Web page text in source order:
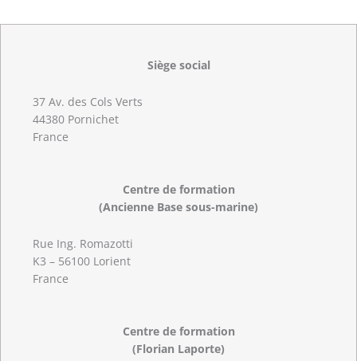
Siège social
37 Av. des Cols Verts
44380 Pornichet
France
Centre de formation
(Ancienne Base sous-marine)
Rue Ing. Romazotti
K3 – 56100 Lorient
France
Centre de formation
(Florian Laporte)